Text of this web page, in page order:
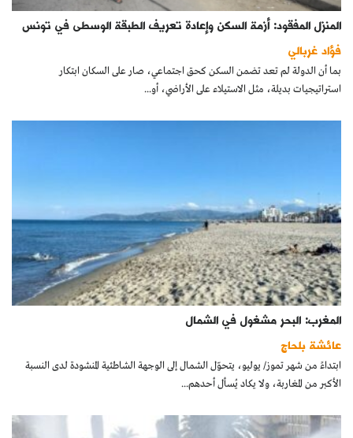
المنزل المفقود: أزمة السكن وإعادة تعريف الطبقة الوسطى في تونس
فؤاد غربالي
بما أن الدولة لم تعد تضمن السكن كحق اجتماعي، صار على السكان ابتكار
استراتيجيات بديلة، مثل الاستيلاء على الأراضي، أو...
المغرب: البحر مشغول في الشمال
عائشة بلحاج
ابتداءً من شهر تموز/ يوليو، يتحوّل الشمال إلى الوجهة الشاطئية المنشودة لدى النسبة
الأكبر من المغاربة، ولا يكاد يُسأل أحدهم...